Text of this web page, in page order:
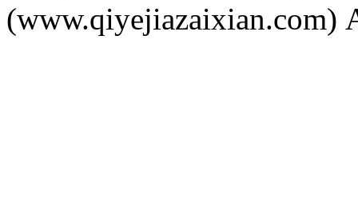
(www.qiyejiazaixian.com)